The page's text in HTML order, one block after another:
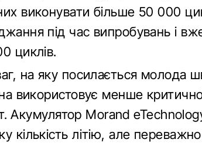
виконувати більше 50 000
під час випробувань і
циклів.
на яку посилається молода
використовує менше
Акумулятор Morand
кількість літію, але